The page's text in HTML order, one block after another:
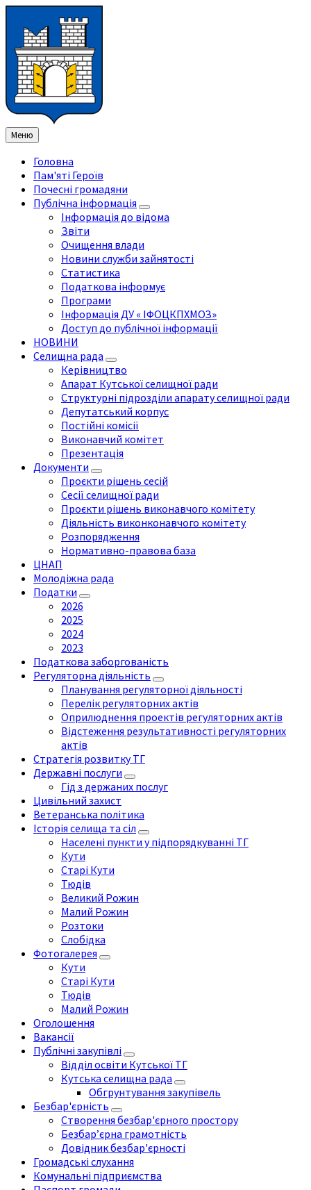
змісту
ліву
бічну
панель
праву
бічну
панель
нижнього
колонтитула
Меню
Головна
Пам'яті Героїв
Почесні громадяни
Публічна інформація
Інформація до відома
Звіти
Очищення влади
Новини служби зайнятості
Статистика
Податкова інформує
Програми
Інформація ДУ « ІФОЦКПХМОЗ»
Доступ до публічної інформації
НОВИНИ
Селищна рада
Керівництво
Апарат Кутської селищної ради
Структурні підрозділи апарату селищної ради
Депутатський корпус
Постійні комісії
Виконавчий комітет
Презентація
Документи
Проєкти рішень сесій
Сесії селищної ради
Проєкти рішень виконавчого комітету
Діяльність виконконавчого комітету
Розпорядження
Нормативно-правова база
ЦНАП
Молодіжна рада
Податки
2026
2025
2024
2023
Податкова заборгованість
Регуляторна діяльність
Планування регуляторної діяльності
Перелік регуляторних актів
Оприлюднення проектів регуляторних актів
Відстеження результативності регуляторних
актів
Стратегія розвитку ТГ
Державні послуги
Гід з держаних послуг
Цивільний захист
Ветеранська політика
Історія селища та сіл
Населені пункти у підпорядкуванні ТГ
Кути
Старі Кути
Тюдів
Великий Рожин
Малий Рожин
Розтоки
Слобідка
Фотогалерея
Кути
Старі Кути
Тюдів
Малий Рожин
Оголошення
Вакансії
Публічні закупівлі
Відділ освіти Кутської ТГ
Кутська селищна рада
Обгрунтування закупівель
Безбар'єрність
Створення безбар'єрного простору
Безбар’єрна грамотність
Довідник безбар'єрності
Громадські слухання
Комунальні підприємства